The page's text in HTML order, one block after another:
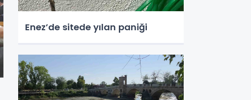
Enez’de sitede yılan paniği